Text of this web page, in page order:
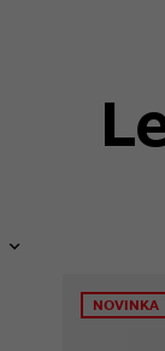
NOVINKA